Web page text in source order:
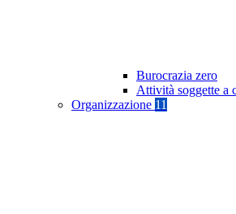
Burocrazia zero
Attività soggette a
Organizzazione 11